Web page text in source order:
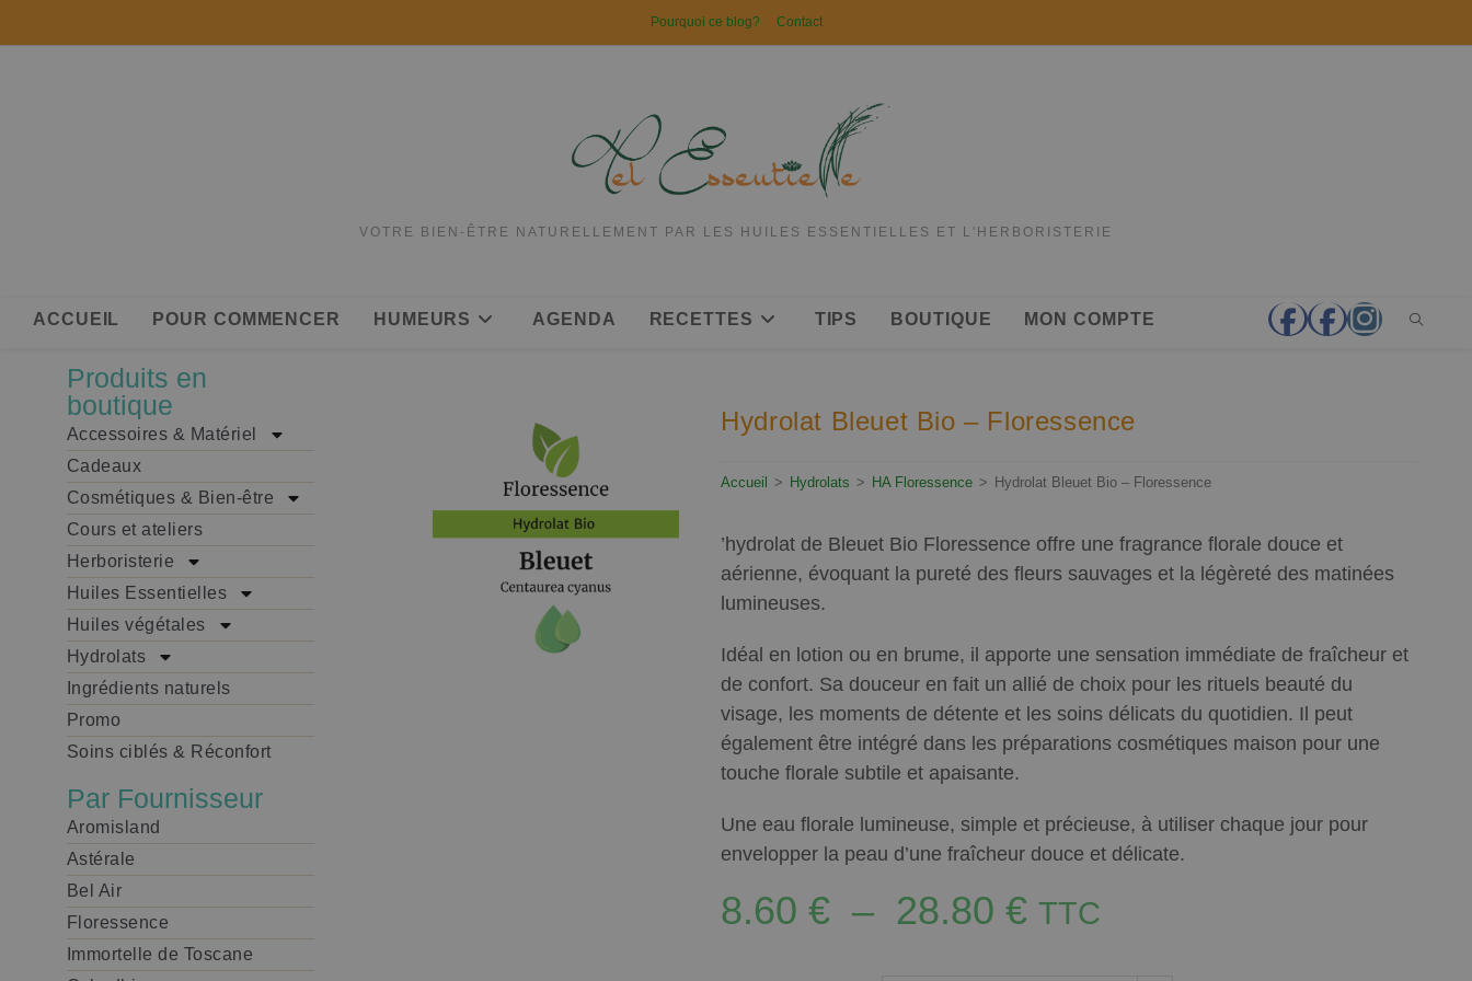
Pourquoi ce blog? Contact
VOTRE BIEN-ÊTRE NATURELLEMENT PAR LES HUILES ESSENTIELLES ET L'HERBORISTERIE
ACCUEIL POUR COMMENCER HUMEURS AGENDA RECETTES TIPS BOUTIQUE MON COMPTE
Produits en
boutique
Accessoires & Matériel
Cadeaux
Cosmétiques & Bien-être
Cours et ateliers
Herboristerie
Huiles Essentielles
Huiles végétales
Hydrolats
Ingrédients naturels
Promo
Soins ciblés & Réconfort
Par Fournisseur
Aromisland
Astérale
Bel Air
Floressence
Immortelle de Toscane
Hydrolat Bleuet Bio – Floressence
Accueil > Hydrolats > HA Floressence > Hydrolat Bleuet Bio – Floressence
’hydrolat de Bleuet Bio Floressence offre une fragrance florale douce et
aérienne, évoquant la pureté des fleurs sauvages et la légèreté des matinées
lumineuses.
Idéal en lotion ou en brume, il apporte une sensation immédiate de fraîcheur et
de confort. Sa douceur en fait un allié de choix pour les rituels beauté du
visage, les moments de détente et les soins délicats du quotidien. Il peut
également être intégré dans les préparations cosmétiques maison pour une
touche florale subtile et apaisante.
Une eau florale lumineuse, simple et précieuse, à utiliser chaque jour pour
envelopper la peau d’une fraîcheur douce et délicate.
8.60€ – 28.80€ TTC